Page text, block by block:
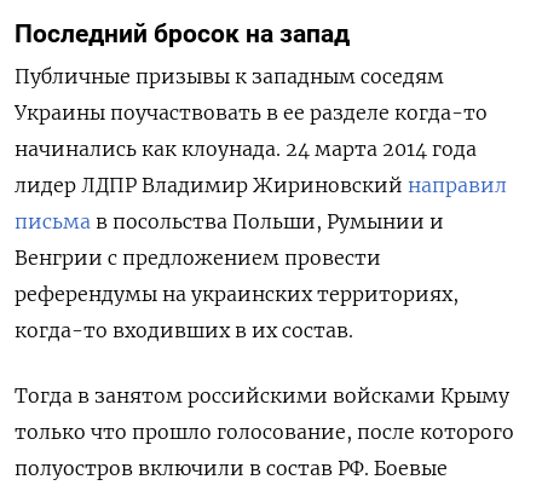
Последний бросок на запад
Публичные призывы к западным соседям
Украины поучаствовать в ее разделе когда-то
начинались как клоунада. 24 марта 2014 года
лидер ЛДПР Владимир Жириновский направил
письма в посольства Польши, Румынии и
Венгрии с предложением провести
референдумы на украинских территориях,
когда-то входивших в их состав.
Тогда в занятом российскими войсками Крыму
только что прошло голосование, после которого
полуостров включили в состав РФ. Боевые